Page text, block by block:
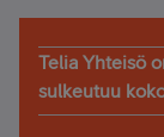
Telia Yhteisö
sulkeutuu